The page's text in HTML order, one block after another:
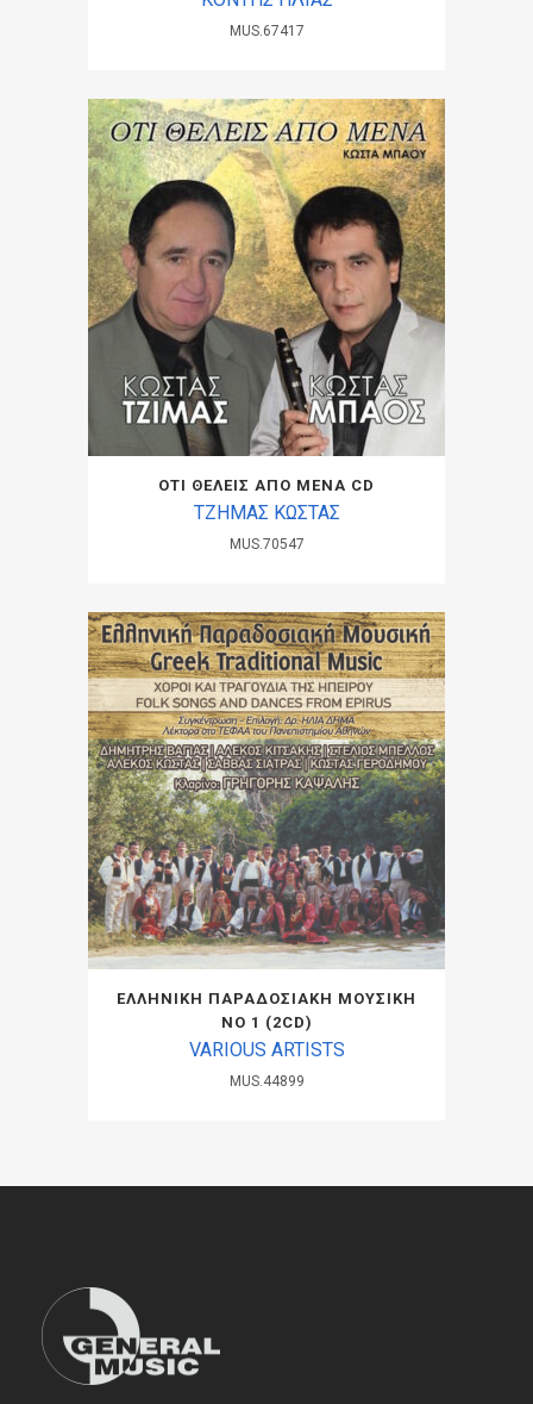
MUS.67417
ΟΤΙ ΘΕΛΕΙΣ ΑΠΟ ΜΕΝΑ CD
ΤΖΗΜΑΣ ΚΩΣΤΑΣ
MUS.70547
ΕΛΛΗΝΙΚΗ ΠΑΡΑΔΟΣΙΑΚΗ ΜΟΥΣΙΚΗ
ΝΟ 1 (2CD)
VARIOUS ARTISTS
MUS.44899